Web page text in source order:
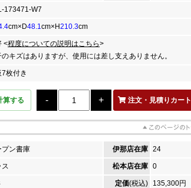
173471-W7
cm×D48.1cm×H210.3cm
<程度についての説明はこちら>
のキズはありますが、使用には差し支えありません。
7枚付き
算する 注文・見積りカート
プン書庫 伊那店在庫 24
ス 松本店在庫 0
定価(税込) 135,300円